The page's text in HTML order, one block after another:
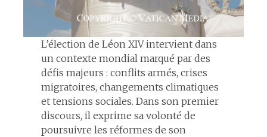
L’élection de Léon XIV intervient dans
un contexte mondial marqué par des
défis majeurs : conflits armés, crises
migratoires, changements climatiques
et tensions sociales. Dans son premier
discours, il exprime sa volonté de
poursuivre les réformes de son